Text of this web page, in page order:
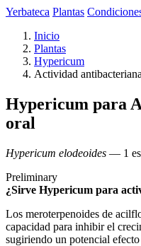
Yerbateca Plantas
Inicio
Plantas
Hypericum
Actividad
Hypericum para
oral
Hypericum elodeoides — 1
Preliminary
¿Sirve Hypericum para
Los meroterpenoides de
capacidad para inhibir el
sugiriendo un potencial